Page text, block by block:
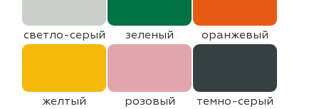
светло-серый зеленый оранжевый
желтый розовый темно-серый